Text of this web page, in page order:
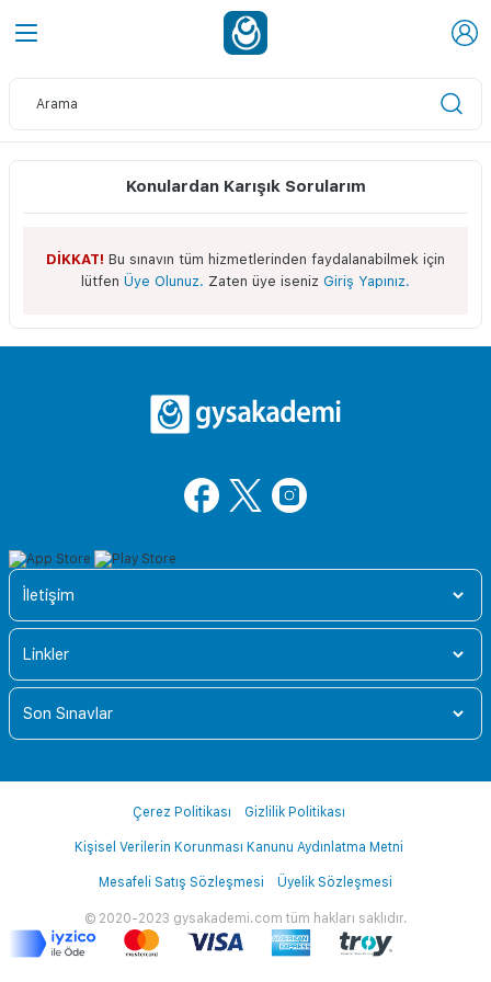
Konulardan Karışık Sorularım
DİKKAT! Bu sınavın tüm hizmetlerinden faydalanabilmek için
lütfen Üye Olunuz. Zaten üye iseniz Giriş Yapınız.
İletişim
Linkler
Son Sınavlar
© 2020-2023 gysakademi.com tüm hakları saklıdır.
Çerez Politikası Gizlilik Politikası
Kişisel Verilerin Korunması Kanunu Aydınlatma Metni
Mesafeli Satış Sözleşmesi Üyelik Sözleşmesi